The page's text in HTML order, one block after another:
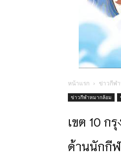
หน้าแรก ข่าวกีฬ
ข่าวกีฬาหมากล้อม
เขต 10 ก
ด้านนักกีฬ